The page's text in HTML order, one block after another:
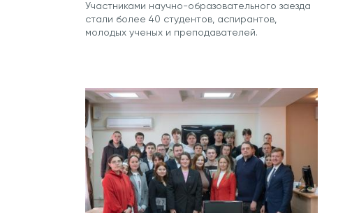
Участниками научно-образовательного заезда
стали более 40 студентов, аспирантов,
молодых ученых и преподавателей.